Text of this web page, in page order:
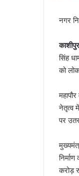
नगर
सिंह
को
नेतृत्व
पर
करोड़